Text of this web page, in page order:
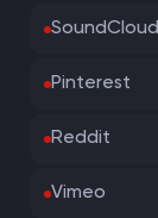
SoundCloud
Pinterest
Reddit
Vimeo